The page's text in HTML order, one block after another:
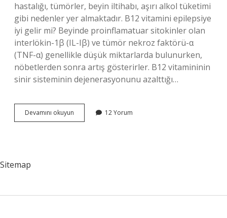
hastalığı, tümörler, beyin iltihabı, aşırı alkol tüketimi
gibi nedenler yer almaktadır. B12 vitamini epilepsiye
iyi gelir mi? Beyinde proinflamatuar sitokinler olan
interlökin-1β (IL-Iβ) ve tümör nekroz faktörü-α
(TNF-α) genellikle düşük miktarlarda bulunurken,
nöbetlerden sonra artış gösterirler. B12 vitamininin
sinir sisteminin dejenerasyonunu azalttığı…
Devamını okuyun
Ne
12 Yorum
Sitemap